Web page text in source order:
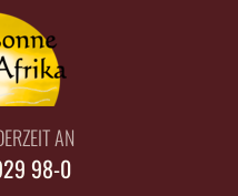
AN
98-0